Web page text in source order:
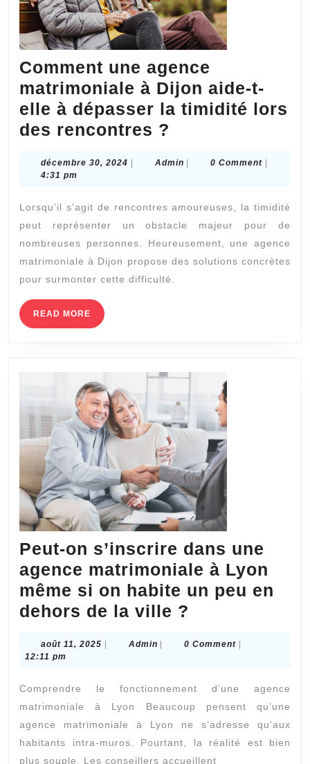
Comment une agence
matrimoniale à Dijon aide-t-
elle à dépasser la timidité lors
des rencontres ?
agence
à
Dijon
aide-
t-
timidité
lors
des
rencontres
?
décembre 30, 2024 décembre
| AdminAdmin
| 0 Comment |
4:31 pm
Lorsqu’il s’agit de rencontres amoureuses, la timidité
peut représenter un obstacle majeur pour de
nombreuses personnes. Heureusement, une agence
matrimoniale à Dijon propose des solutions concrètes
pour surmonter cette difficulté.
READ MORE READ
MORE
Peut-on s’inscrire dans une
agence matrimoniale à Lyon
même si on habite un peu en
dehors de la ville ?
s’inscrire
une
agence
matrimoniale
à
août 11, 2025 août
| AdminAdmin
| 0 Comment |
12:11 pm
Comprendre le fonctionnement d’une agence
matrimoniale à Lyon Beaucoup pensent qu’une
agence matrimoniale à Lyon ne s’adresse qu’aux
habitants intra-muros. Pourtant, la réalité est bien
plus souple. Les conseillers accueillent